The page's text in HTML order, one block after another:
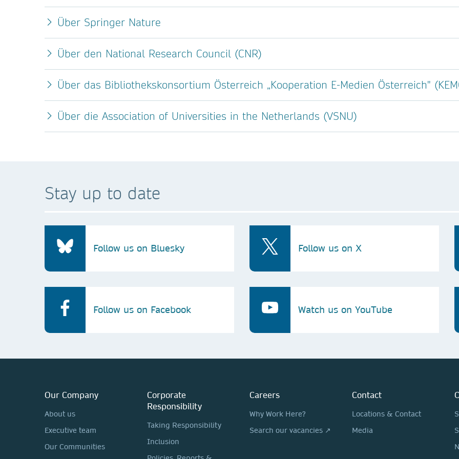
Über Springer Nature
Über den National Research Council (CNR)
Über das Bibliothekskonsortium Österreich „Kooperation E-Medien Österreich"
Über die Association of Universities in the Netherlands (VSNU)
Stay up to date
Follow us on Bluesky Follow us on X
Follow us on Facebook Watch us on YouTube
Our Company
About us
Executive team
Our Communities
Corporate
Responsibility
Taking Responsibility
Inclusion
Careers
Why Work Here?
Search our vacancies ↗
Contact
Locations & Contact
Media